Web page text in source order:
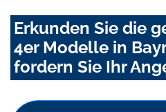
Erkunden Sie die
4er Modelle in
fordern Sie Ihr